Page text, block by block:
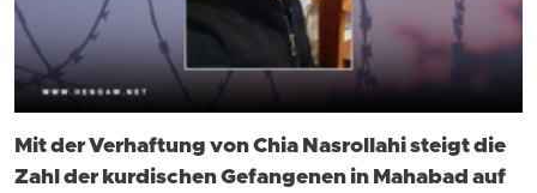
Mit der Verhaftung von Chia Nasrollahi steigt die
Zahl der kurdischen Gefangenen in Mahabad auf